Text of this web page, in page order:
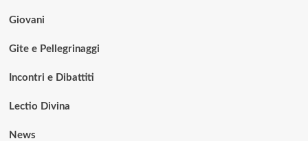
Giovani
Gite e Pellegrinaggi
Incontri e Dibattiti
Lectio Divina
News